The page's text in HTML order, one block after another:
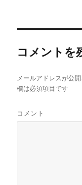
コメントを
メールアドレスが公
欄は必須項目です
コメント